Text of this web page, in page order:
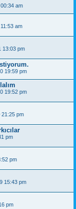
am
am
13:03 pm
19:59 pm
19:52 pm
21:25 pm
pm
pm
15:43 pm
pm